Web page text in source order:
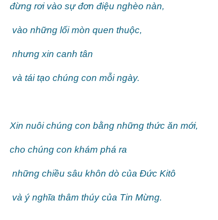
đừng rơi vào sự đơn điệu nghèo nàn,
vào những lối mòn quen thuộc,
nhưng xin canh tân
và tái tạo chúng con mỗi ngày.
Xin nuôi chúng con bằng những thức ăn mới,
cho chúng con khám phá ra
những chiều sâu khôn dò của Đức Kitô
và ý nghĩa thâm thúy của Tin Mừng.